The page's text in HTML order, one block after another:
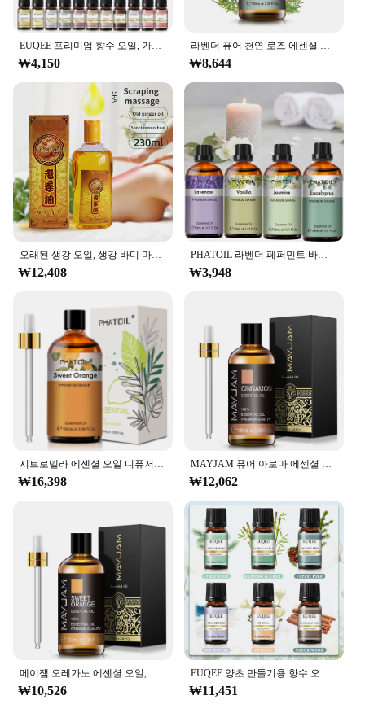
**A Sensory Journey for Every Moment**
The Tik Oil Essential Oil set is not just a product; it's
a sensory journey that caters to your every mood
and occasion. The elegant design of the bottle,
paired with the practicality of the included dropper,
makes it easy to incorporate this oil into your daily
rituals. Whether you're diffusing it in your living
space, using it as a base for your DIY skincare
products, or adding a few drops to your hair care
routine, the possibilities are endless. The rich,
aromatic scent of Tik Oil is sure to transport you to
a world of tranquility and rejuvenation.
**For the Wholesale Market and Beyond**
Our Tik Oil Essential Oil set is not just for personal
use; it's also an excellent choice for wholesale
product offerings. With its versatile applications
and high-quality composition, this set is a reliable
choice for those seeking to cater to the growing
demand for natural, effective wellness solutions.
Whether you're a retailer, a spa owner, or a
healthcare professional, this set is designed to meet
the needs of your customers and enhance your
business offerings. Embrace the power of Tik Oil
and elevate your product range with this essential
addition.
EUQEE 프리미엄 향수 오일, 가습기 디퓨저, 코코넛 바닐라 숲 소나무 백단향 대나무 및 티크 망고 아로마 오일, 10ml
₩4,150
라벤더 퓨어 천연 로즈 에센셜 오일, 가습기 디퓨저, 바닐라 페퍼민트 클로브, 티 트리 일랑 레몬 아로마 오일, 100ml
₩8,644
오래된 생강 오일, 생강 바디 마사지, 에센셜 오일 긁기, 오픈 백 패스, 자오선 발열, 미용실 스파, 230ML
₩12,408
PHATOIL 라벤더 페퍼민트 바닐라 티 트리 에센셜 오일, 아로마 테라피 캔들 만들기, 천연 유칼립투스 아로마 오일, 30ml
₩3,948
시트로넬라 에센셜 오일 디퓨저 100ml, 순수 천연 라벤더 유칼립투스, 바닐라, 페퍼민트 바질, 티 트리, 정향, 아로마틱 오일
₩16,398
MAYJAM 퓨어 아로마 에센셜 오일, 시나몬 로즈마리 시더우드 레몬그라스 티 트리 마사지 가습기, 100ML
₩12,062
메이잼 오레가노 에센셜 오일, 네롤리, 헬크라이섬, 코파이바, 심황, 스피어민트, 아니스 스타, 2024 년, 뉴 아로마 오일
₩10,526
EUQEE 양초 만들기용 향수 오일 선물 세트-10ml 바다 바람, 숲 소나무, 대나무 및 티크, 삼나무, 백단향, 프리지아, 6 개
₩11,451